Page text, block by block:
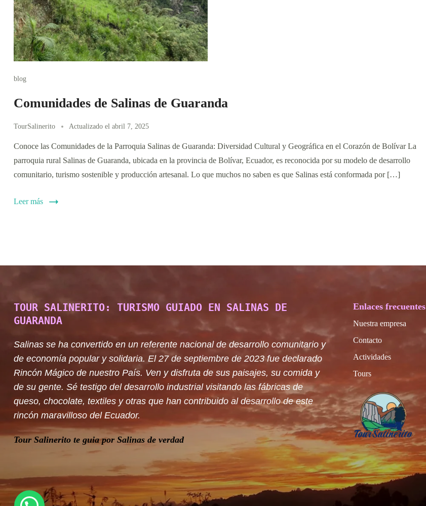
blog
Comunidades de Salinas de Guaranda
TourSalinerito Actualizado el abril 7, 2025
Conoce las Comunidades de la Parroquia Salinas de Guaranda: Diversidad Cultural y Geográfica en el Corazón de Bolívar La
parroquia rural Salinas de Guaranda, ubicada en la provincia de Bolívar, Ecuador, es reconocida por su modelo de desarrollo
comunitario, turismo sostenible y producción artesanal. Lo que muchos no saben es que Salinas está conformada por […]
Leer más
TOUR SALINERITO: TURISMO GUIADO EN SALINAS DE
GUARANDA
Salinas se ha convertido en un referente nacional de desarrollo comunitario y
de economía popular y solidaria. El 27 de septiembre de 2023 fue declarado
Rincón Mágico de nuestro País. Ven y disfruta de sus paisajes, su comida y
de su gente. Sé testigo del desarrollo industrial visitando las fábricas de
queso, chocolate, textiles y otras que han contribuido al desarrollo de este
rincón maravilloso del Ecuador.
Tour Salinerito te guia por Salinas de verdad
Enlaces frecuentes
Nuestra empresa
Contacto
Actividades
Tours